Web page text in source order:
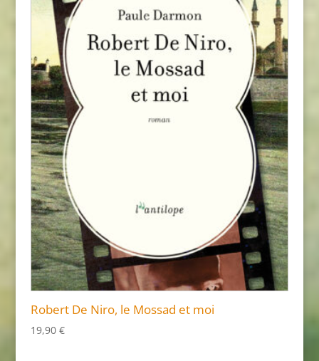
Robert De Niro, le Mossad et moi
19,90 €